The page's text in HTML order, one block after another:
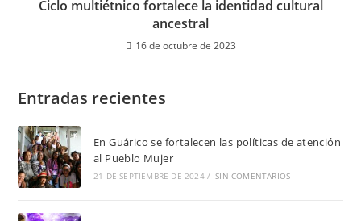
Ciclo multiétnico fortalece la identidad cultural
ancestral
16 de octubre de 2023
Entradas recientes
En Guárico se fortalecen las políticas de atención
al Pueblo Mujer
21 DE SEPTIEMBRE DE 2024 / SIN COMENTARIOS